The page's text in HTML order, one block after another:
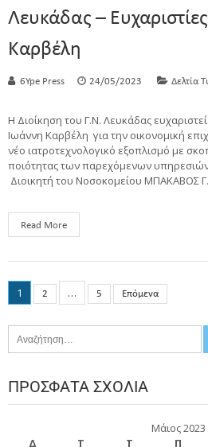
Λευκάδας –
Καρβέλη
6Ype Press 24/05/2023 Δελτία
Η Διοίκηση του Γ.Ν. Λευκάδας
Ιωάννη Καρβέλη για την οικονομική
νέο ιατροτεχνολογικό εξοπλισμό με
ποιότητας των παρεχόμενων υπηρεσιών
Διοικητή του Νοσοκομείου ΜΠΑΚΑΒΟΣ
Read More
1 2 … 5 Επόμενα
ΠΡΌΣΦΑΤΑ ΣΧΌΛΙΑ
Μάιος 2023
Δ
Τ Τ Π